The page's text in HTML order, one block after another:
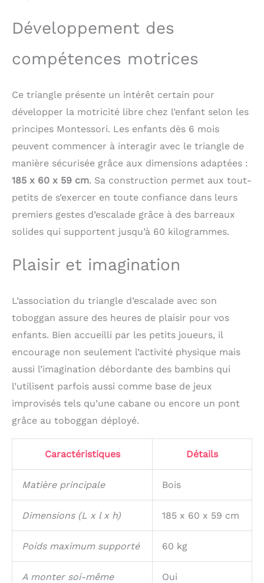
conservation du bois
sont utilisées. ✔ Le mur
conservés dans une
quel décor. Les
éléments sont décorés
de stratifié blanc. Les
découpés selon la
méthode CNC, sont
permettent à l'enfant de
jouer en toute sécurité.
L’élément peut être
combiné avec d’autres
jouets de la ligne
peut être utilisé à
l'extérieur, mais doit
endroit sec et propre.
naturels, il ne doit pas
être exposé à des
conditions
météorologiques
défavorables telles que
la pluie ou la neige. Le
responsable du non-
respect des conditions
Développement des
compétences motrices
Ce triangle présente un intérêt certain pour
développer la motricité libre chez l’enfant selon les
principes Montessori. Les enfants dès 6 mois
peuvent commencer à interagir avec le triangle de
manière sécurisée grâce aux dimensions adaptées :
185 x 60 x 59 cm. Sa construction permet aux tout-
petits de s’exercer en toute confiance dans leurs
premiers gestes d’escalade grâce à des barreaux
solides qui supportent jusqu’à 60 kilogrammes.
Plaisir et imagination
L’association du triangle d’escalade avec son
toboggan assure des heures de plaisir pour vos
enfants. Bien accueilli par les petits joueurs, il
encourage non seulement l’activité physique mais
aussi l’imagination débordante des bambins qui
l’utilisent parfois aussi comme base de jeux
improvisés tels qu’une cabane ou encore un pont
grâce au toboggan déployé.
Caractéristiques Détails
Matière principale Bois
Dimensions (L x l x h) 185 x 60 x 59 cm
Poids maximum supporté 60 kg
A monter soi-même Oui